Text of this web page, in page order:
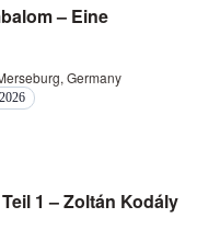
– Eine
Germany
1 – Zoltán Kodály